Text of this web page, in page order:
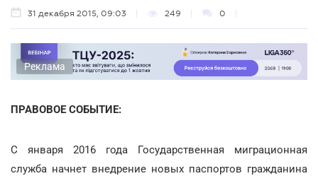
31 декабря 2015, 09:03 249 0
Реклама
ПРАВОВОЕ СОБЫТИЕ:
С января 2016 года Государственная миграционная
служба начнет внедрение новых паспортов гражданина